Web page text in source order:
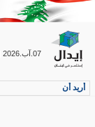
07.آب.2026
أريد أن